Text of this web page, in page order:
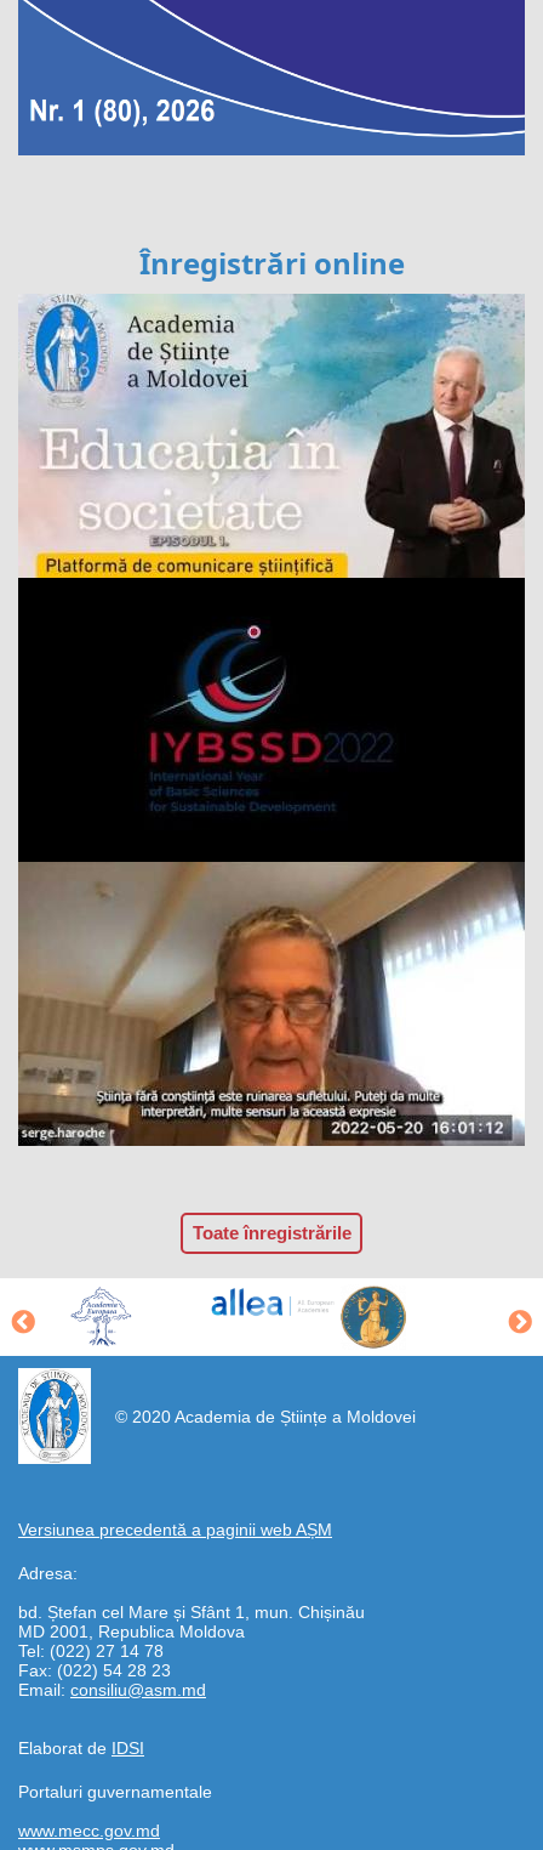
Înregistrări online
Toate înregistrările
© 2020 Academia de Științe a Moldovei
Versiunea precedentă a paginii web AȘM
Adresa:
bd. Ștefan cel Mare și Sfânt 1, mun. Chișinău
MD 2001, Republica Moldova
Tel: (022) 27 14 78
Fax: (022) 54 28 23
Email: consiliu@asm.md
Elaborat de IDSI
https://propletenie.ru/
Portaluri guvernamentale
www.mecc.gov.md